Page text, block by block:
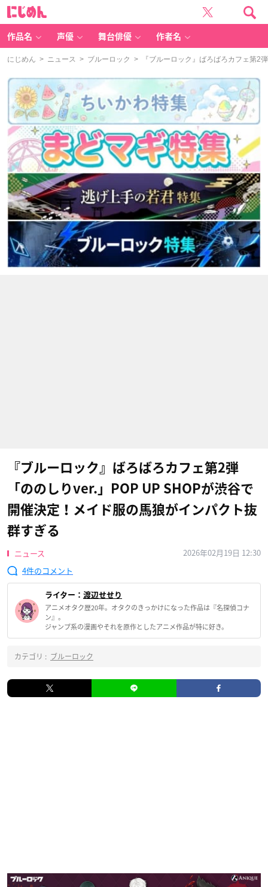
作品名 声優 舞台俳優 作者名
にじめん > ニュース > ブルーロック > 『ブルーロック』ばろばろカフェ第2
『ブルーロック』ばろばろカフェ第2弾
「ののしりver.」POP UP SHOPが渋谷で
開催決定！メイド服の馬狼がインパクト抜
群すぎる
ニュース
2026年02月19日 12:30
4
ライター： 渡辺せせり
アニメオタク歴20年。オタクのきっかけになった作品は『名探偵コナ
ン』。
ジャンプ系の漫画やそれを原作としたアニメ作品が特に好き。
カテゴリ : ブルーロック